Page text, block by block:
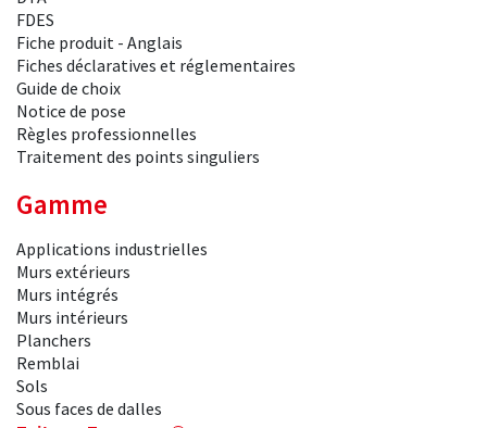
FDES
Fiche produit - Anglais
Fiches déclaratives et réglementaires
Guide de choix
Notice de pose
Règles professionnelles
Traitement des points singuliers
Gamme
Applications industrielles
Murs extérieurs
Murs intégrés
Murs intérieurs
Planchers
Remblai
Sols
Sous faces de dalles